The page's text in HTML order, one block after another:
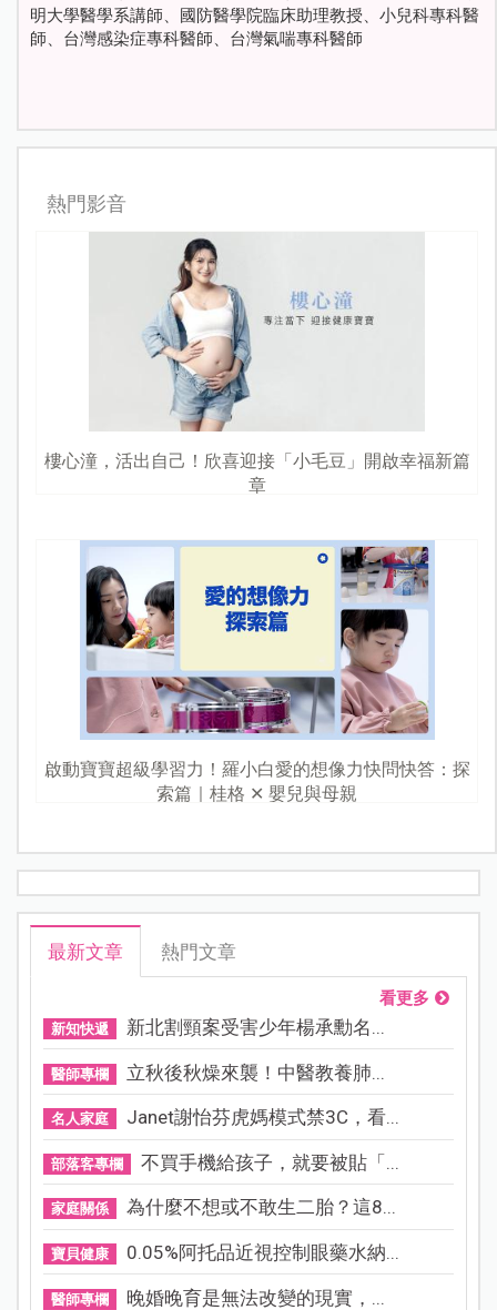
明大學醫學系講師、國防醫學院臨床助理教授、小兒科專科醫
師、台灣感染症專科醫師、台灣氣喘專科醫師
熱門影音
樓心潼，活出自己！欣喜迎接「小毛豆」開啟幸福新篇
章
啟動寶寶超級學習力！羅小白愛的想像力快問快答：探
索篇｜桂格 ✕ 嬰兒與母親
最新文章 熱門文章
看更多
新知快遞 新北割頸案受害少年楊承勳名...
醫師專欄 立秋後秋燥來襲！中醫教養肺...
名人家庭 Janet謝怡芬虎媽模式禁3C，看...
部落客專欄 不買手機給孩子，就要被貼「...
家庭關係 為什麼不想或不敢生二胎？這8...
寶貝健康 0.05%阿托品近視控制眼藥水納...
醫師專欄 晚婚晚育是無法改變的現實，...